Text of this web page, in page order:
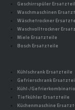
Geschirrspüler
Waschmaschinen
Wäschetrockner
Waschvolltrockner
Miele Ersatzteile
Bosch Ersatzteile
Kühlschrank Ersatzteile
Gefrierschrank
Kühl-/
Tiefkühler Ersatzteile
Küchenmaschine